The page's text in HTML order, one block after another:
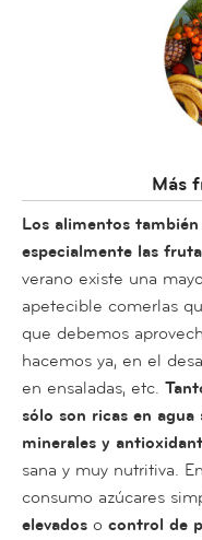
Más
Los alimentos
especialmente las
verano existe una
apetecible comerlas
que debemos
hacemos ya, en el
en ensaladas, etc.
sólo son ricas en
minerales y
sana y muy nutritiva.
consumo azúcares
elevados o control de